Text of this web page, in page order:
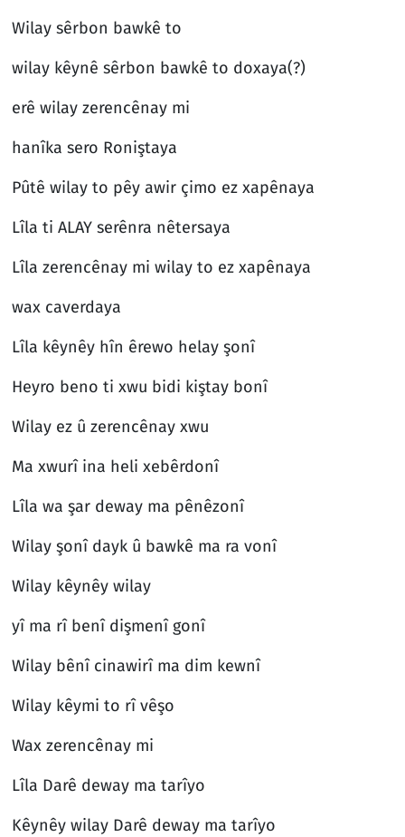
Wilay sêrbon bawkê to
wilay kêynê sêrbon bawkê to doxaya(?)
erê wilay zerencênay mi
hanîka sero Roniştaya
Pûtê wilay to pêy awir çimo ez xapênaya
Lîla ti ALAY serênra nêtersaya
Lîla zerencênay mi wilay to ez xapênaya
wax caverdaya
Lîla kêynêy hîn êrewo helay şonî
Heyro beno ti xwu bidi kiştay bonî
Wilay ez û zerencênay xwu
Ma xwurî ina heli xebêrdonî
Lîla wa şar deway ma pênêzonî
Wilay şonî dayk û bawkê ma ra vonî
Wilay kêynêy wilay
yî ma rî benî dişmenî gonî
Wilay bênî cinawirî ma dim kewnî
Wilay kêymi to rî vêşo
Wax zerencênay mi
Lîla Darê deway ma tarîyo
Kêynêy wilay Darê deway ma tarîyo